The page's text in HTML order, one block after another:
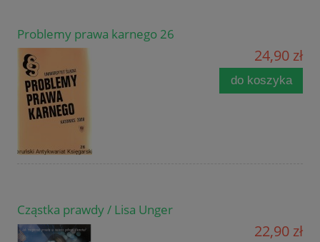
Problemy prawa karnego 26
24,90 zł
do koszyka
Cząstka prawdy / Lisa Unger
22,90 zł